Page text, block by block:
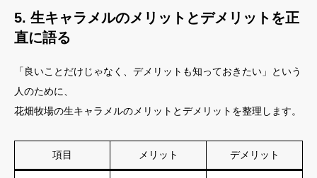
5. 生キャラメルのメリットとデメリットを正
直に語る
「良いことだけじゃなく、デメリットも知っておきたい」という
人のために、
花畑牧場の生キャラメルのメリットとデメリットを整理します。
項目 メリット デメリット